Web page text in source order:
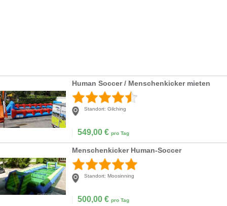
Human Soccer / Menschenkicker mieten
Standort: Gilching
549,00 € pro Tag
Menschenkicker Human-Soccer
Standort: Moosinning
500,00 € pro Tag